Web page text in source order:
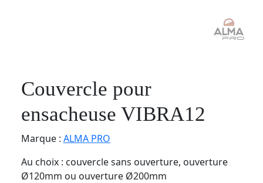
Couvercle pour
ensacheuse VIBRA12
Marque : ALMA PRO
Au choix : couvercle sans ouverture, ouverture
Ø120mm ou ouverture Ø200mm